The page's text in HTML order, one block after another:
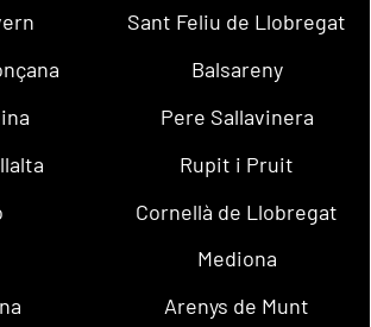
Sant Feliu de Llobregat
Balsareny
Pere Sallavinera
Rupit i Pruit
Cornellà de Llobregat
Mediona
Arenys de Munt